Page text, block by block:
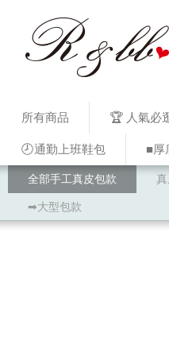
所有商品 🏆 人氣必
🕗通勤上班鞋包 ■厚
全部手工真皮包款
➡大型包款